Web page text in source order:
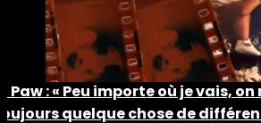
Paw : « Peu importe où je vais,
quelque chose de